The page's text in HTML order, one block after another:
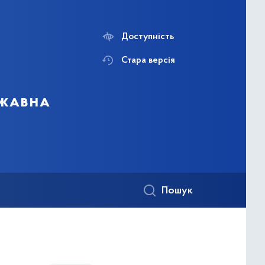
Доступність
Стара версія
Пошук